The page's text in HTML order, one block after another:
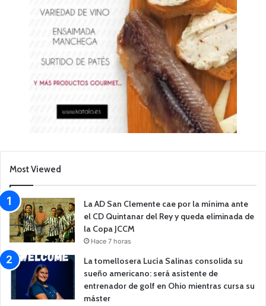
Most Viewed
La AD San Clemente cae por la mínima ante
el CD Quintanar del Rey y queda eliminada de
la Copa JCCM
Hace 7 horas
La tomellosera Lucía Salinas consolida su
sueño americano: será asistente de
entrenador de golf en Ohio mientras cursa su
máster